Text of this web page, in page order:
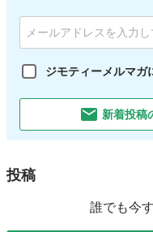
ジモティーメルマガ
新着投稿
投稿
誰でも今